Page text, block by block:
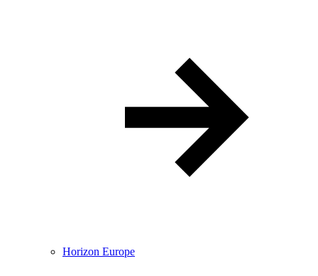
Horizon Europe